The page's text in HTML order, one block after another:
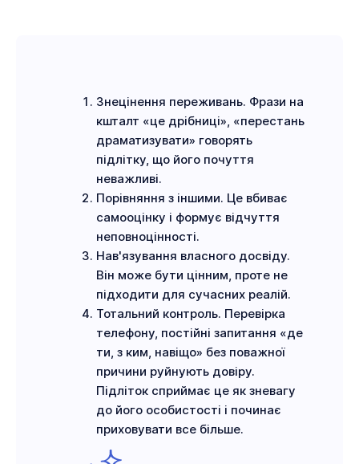
Знецінення переживань. Фрази на
кшталт «це дрібниці», «перестань
драматизувати» говорять
підлітку, що його почуття
неважливі.
Порівняння з іншими. Це вбиває
самооцінку і формує відчуття
неповноцінності.
Нав'язування власного досвіду.
Він може бути цінним, проте не
підходити для сучасних реалій.
Тотальний контроль. Перевірка
телефону, постійні запитання «де
ти, з ким, навіщо» без поважної
причини руйнують довіру.
Підліток сприймає це як зневагу
до його особистості і починає
приховувати все більше.